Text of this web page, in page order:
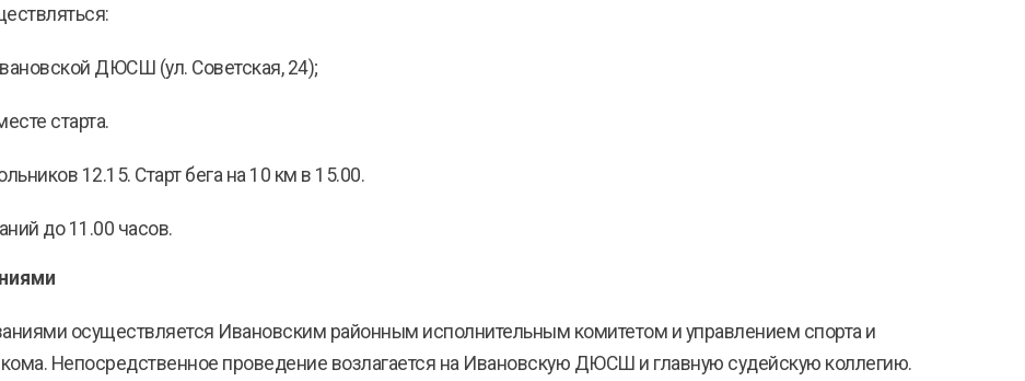
ДЮСШ (ул. Советская, 24);
старта.
12.15. Старт бега на 10 км в 15.00.
до 11.00 часов.
осуществляется Ивановским районным исполнительным комитетом и управлением спорта и
Непосредственное проведение возлагается на Ивановскую ДЮСШ и главную судейскую коллегию.